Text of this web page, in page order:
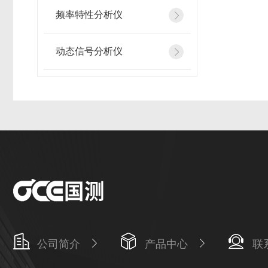
频率特性分析仪
动态信号分析仪
公司简介 产品中心 联